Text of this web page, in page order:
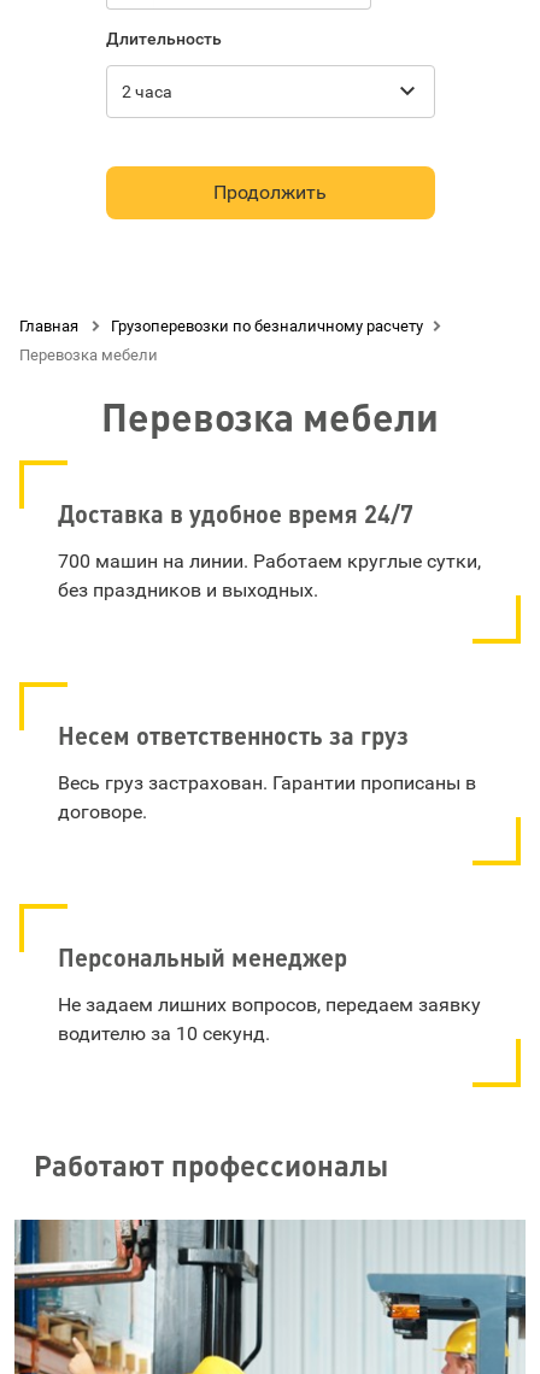
Длительность
2 часа 
Продолжить
Главная  Грузоперевозки по безналичному расчету 
Перевозка мебели
Перевозка мебели
Доставка в удобное время 24/7
700 машин на линии. Работаем круглые сутки,
без праздников и выходных.
Несем ответственность за груз
Весь груз застрахован. Гарантии прописаны в
договоре.
Персональный менеджер
Не задаем лишних вопросов, передаем заявку
водителю за 10 секунд.
Работают профессионалы